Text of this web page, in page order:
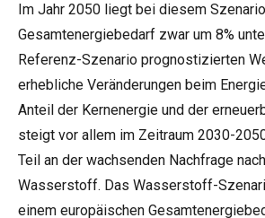
Im Jahr 2050 liegt bei diesem
Gesamtenergiebedarf zwar um 8%
Referenz-Szenario prognostizierten
erhebliche Veränderungen beim
Anteil der Kernenergie und der
steigt vor allem im Zeitraum 2030-
Teil an der wachsenden Nachfrage
Wasserstoff. Das Wasserstoff-
einem europäischen